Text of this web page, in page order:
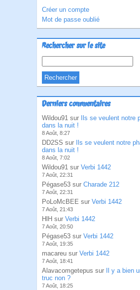
Créer un compte
Mot de passe oublié
Rechercher sur le site
Derniers commentaires
Wildou91 sur
Ils se veulent notre
dans la nuit !
8 Août, 8:27
DD2SS sur
Ils se veulent notre
dans la nuit !
8 Août, 7:02
Wildou91 sur Verbi 1442
7 Août, 22:31
Pégase53 sur Charade 212
7 Août, 22:31
PoLoMcBEE sur Verbi 1442
7 Août, 21:43
HlH sur Verbi 1442
7 Août, 20:50
Pégase53 sur Verbi 1442
7 Août, 19:35
macareu sur Verbi 1442
7 Août, 18:41
Alavacomgetepus sur
Il y a bien
truc non ?
7 Août, 18:25